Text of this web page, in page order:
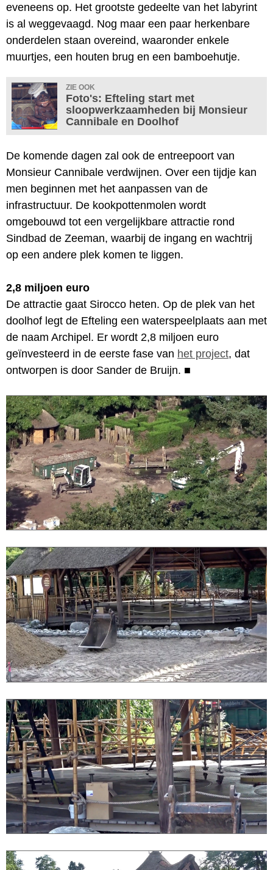
eveneens op. Het grootste gedeelte van het labyrint
is al weggevaagd. Nog maar een paar herkenbare
onderdelen staan overeind, waaronder enkele
muurtjes, een houten brug en een bamboehutje.
ZIE OOK
Foto's: Efteling start met
sloopwerkzaamheden bij Monsieur
Cannibale en Doolhof
De komende dagen zal ook de entreepoort van
Monsieur Cannibale verdwijnen. Over een tijdje kan
men beginnen met het aanpassen van de
infrastructuur. De kookpottenmolen wordt
omgebouwd tot een vergelijkbare attractie rond
Sindbad de Zeeman, waarbij de ingang en wachtrij
op een andere plek komen te liggen.
2,8 miljoen euro
De attractie gaat Sirocco heten. Op de plek van het
doolhof legt de Efteling een waterspeelplaats aan met
de naam Archipel. Er wordt 2,8 miljoen euro
geïnvesteerd in de eerste fase van het project, dat
ontworpen is door Sander de Bruijn. ■